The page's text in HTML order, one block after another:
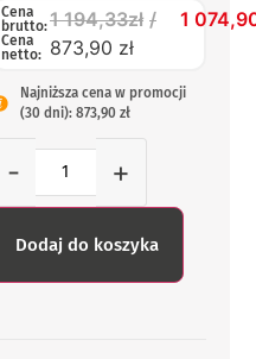
Cena
brutto:1 194,33zł 1
Cena
netto: 873,90 zł
Najniższa cena w promocji
(30 dni): 873,90 zł
- +
Dodaj do koszyka